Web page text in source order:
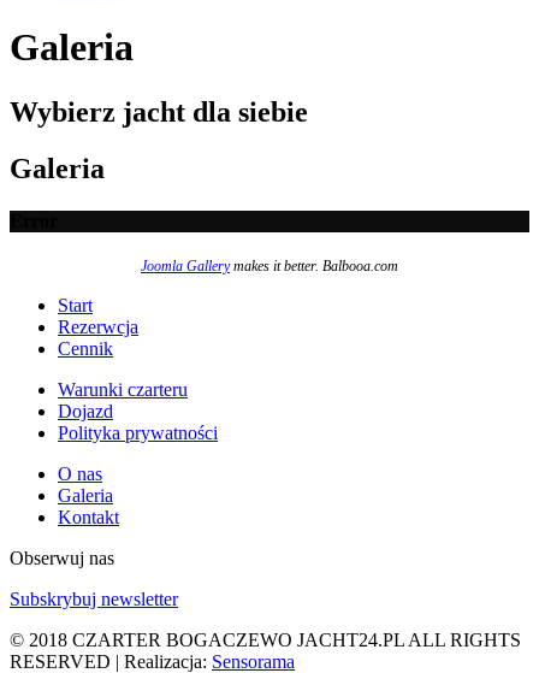
Galeria
Wybierz jacht dla siebie
Galeria
Joomla Gallerymakes it better. Balbooa.com
Start
Rezerwcja
Cennik
Warunki czarteru
Dojazd
Polityka prywatności
O nas
Galeria
Kontakt
Obserwuj nas
Subskrybuj newsletter
© 2018 CZARTER BOGACZEWO JACHT24.PL ALL RIGHTS
RESERVED | Realizacja: Sensorama